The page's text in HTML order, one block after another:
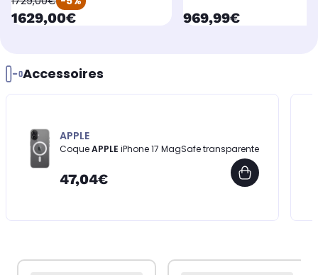
currentPrice
1629,00€ currentPrice
969,99€
Accessoires
APPLE
CoqueAPPLE iPhone 17 MagSafe transparente
47,04€